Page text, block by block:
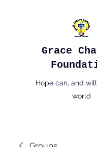
Grace
Hope can, and
world